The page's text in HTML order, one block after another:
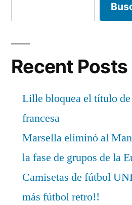
Recent Posts
Lille bloquea el título
francesa
Marsella eliminó al
la fase de grupos de la
Camisetas de fútbol
más fútbol retro!!